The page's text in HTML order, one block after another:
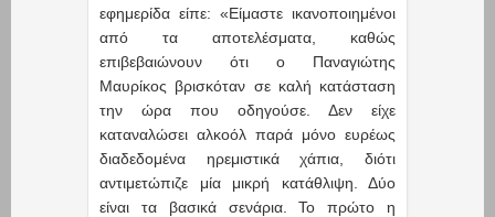
εφημερίδα είπε: «Είμαστε ικανοποιημένοι
από τα αποτελέσματα, καθώς
επιβεβαιώνουν ότι ο Παναγιώτης
Μαυρίκος βρισκόταν σε καλή κατάσταση
την ώρα που οδηγούσε. Δεν είχε
καταναλώσει αλκοόλ παρά μόνο ευρέως
διαδεδομένα ηρεμιστικά χάπια, διότι
αντιμετώπιζε μία μικρή κατάθλιψη. Δύο
είναι τα βασικά σενάρια. Το πρώτο η